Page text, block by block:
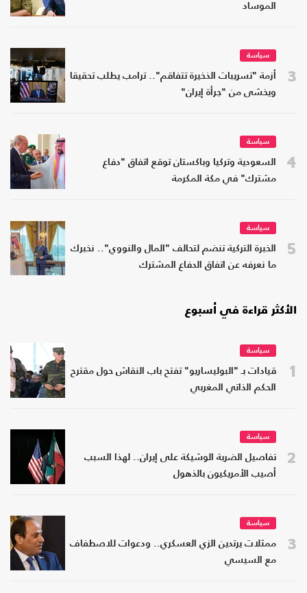
الموساد
3
سياسة
أزمة "تسريبات الذخيرة تتفاقم".. ترامب يطلب تحقيقا
ويخشى من "جرأة إيران"
4
سياسة
السعودية وتركيا وباكستان توقع اتفاق "دفاع
مشترك" في مكة المكرمة
5
سياسة
الخبرة التركية تنضم لتحالف "المال والنووي".. نخبرك
ما نعرفه عن اتفاق الدفاع المشترك
الأكثر قراءة في أسبوع
1
سياسة
قيادات بـ "البوليساريو" تفتح باب النقاش حول مقترح
الحكم الذاتي المغربي
2
سياسة
تفاصيل الضربة الوشيكة على إيران.. لهذا السبب
أصيب الأمريكيون بالذهول
3
سياسة
ممثلات يرتدين الزي العسكري.. ودعوات للاصطفاف
مع السيسي